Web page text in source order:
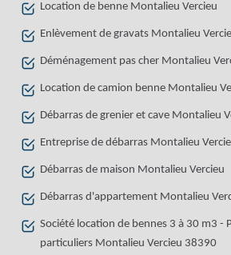
Location de benne Montalieu Vercieu
Enlèvement de gravats Montalieu
Déménagement pas cher Montalieu
Location de camion benne Montalieu
Débarras de grenier et cave Montalieu
Entreprise de débarras Montalieu
Débarras de maison Montalieu Vercieu
Débarras d'appartement Montalieu
Société location de bennes 3 à 30 m3 -
particuliers Montalieu Vercieu 38390